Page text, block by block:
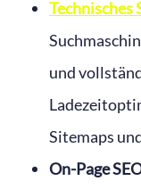
Technisches
und
Sitemaps
On-Page